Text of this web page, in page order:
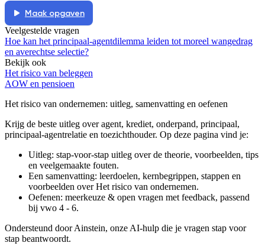
Maak opgaven
Veelgestelde vragen
Hoe kan het principaal-agentdilemma leiden tot moreel wangedrag
en averechtse selectie?
Bekijk ook
Het risico van beleggen
AOW en pensioen
Het risico van ondernemen: uitleg, samenvatting en oefenen
Krijg de beste uitleg over agent, krediet, onderpand, principaal,
principaal-agentrelatie en toezichthouder. Op deze pagina vind je:
Uitleg: stap-voor-stap uitleg over de theorie, voorbeelden, tips
en veelgemaakte fouten.
Een samenvatting: leerdoelen, kernbegrippen, stappen en
voorbeelden overHet risico van ondernemen.
Oefenen: meerkeuze & open vragen met feedback, passend
bij vwo 4 - 6.
Ondersteund door Ainstein, onze AI-hulp die je vragen stap voor
stap beantwoordt.